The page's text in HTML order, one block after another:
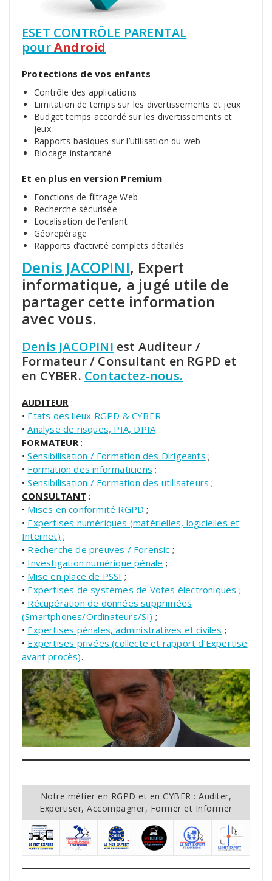
ESET CONTRÔLE PARENTAL
pourAndroid
Protections de vos enfants
Contrôle des applications
Limitation de temps sur les divertissements et jeux
Budget temps accordé sur les divertissements et
jeux
Rapports basiques sur l’utilisation du web
Blocage instantané
Et en plus en version Premium
Fonctions de filtrage Web
Recherche sécurisée
Localisation de l’enfant
Géorepérage
Rapports d’activité complets détaillés
Denis JACOPINI, Expert
informatique, a jugé utile de
partager cette information
avec vous.
Denis JACOPINI est Auditeur /
Formateur / Consultant en RGPD et
en CYBER. Contactez-nous.
AUDITEUR :
• Etats des lieux RGPD & CYBER
•Analyse de risques, PIA, DPIA
FORMATEUR:
•Sensibilisation / Formation des Dirigeants ;
• Formation des informaticiens ;
•Sensibilisation / Formation des utilisateurs ;
CONSULTANT :
• Mises en conformité RGPD ;
• Expertises numériques (matérielles, logicielles et
Internet) ;
• Recherche de preuves / Forensic ;
• Investigation numérique pénale ;
• Mise en place de PSSI ;
• Expertises de systèmes de Votes électroniques ;
• Récupération de données supprimées
(Smartphones/Ordinateurs/SI) ;
• Expertises pénales, administratives et civiles ;
• Expertises privées (collecte et rapport d’Expertise
avant procès).
Notre métier en RGPD et en CYBER : Auditer,
Expertiser, Accompagner, Former et Informer